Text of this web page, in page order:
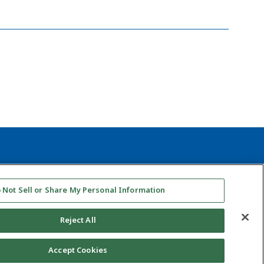
นโยบายโซเชียลมีเดีย นโยบายด้านคุณภาพ
Not Sell or Share My Personal Information
Reject All
Accept Cookies